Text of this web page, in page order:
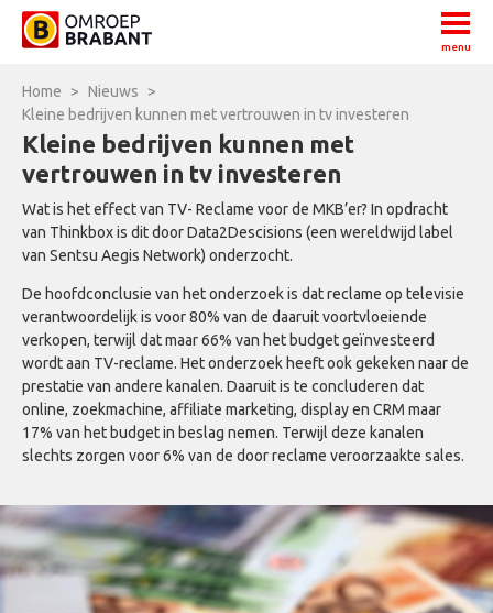
menu
Home > Nieuws
>
Kleine bedrijven kunnen met vertrouwen in tv investeren
Kleine bedrijven kunnen met
vertrouwen in tv investeren
Wat is het effect van TV- Reclame voor de MKB’er? In opdracht
van Thinkbox is dit door Data2Descisions (een wereldwijd label
van Sentsu Aegis Network) onderzocht.
De hoofdconclusie van het onderzoek is dat reclame op televisie
verantwoordelijk is voor 80% van de daaruit voortvloeiende
verkopen, terwijl dat maar 66% van het budget geïnvesteerd
wordt aan TV-reclame. Het onderzoek heeft ook gekeken naar de
prestatie van andere kanalen. Daaruit is te concluderen dat
online, zoekmachine, affiliate marketing, display en CRM maar
17% van het budget in beslag nemen. Terwijl deze kanalen
slechts zorgen voor 6% van de door reclame veroorzaakte sales.